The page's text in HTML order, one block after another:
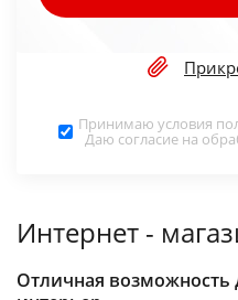
Принимаю условия
Даю согласие на
Интернет -
Отличная возможность